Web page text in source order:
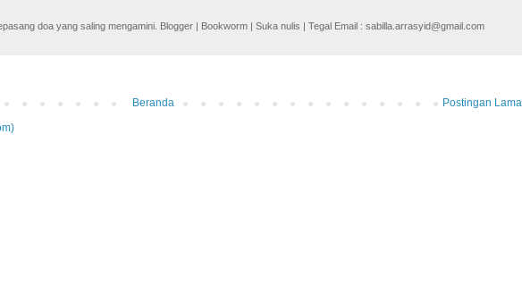
doa yang saling mengamini. Blogger | Bookworm | Suka nulis | Tegal Email : sabilla.arrasyid@gmail.com
Postingan Lama
Beranda